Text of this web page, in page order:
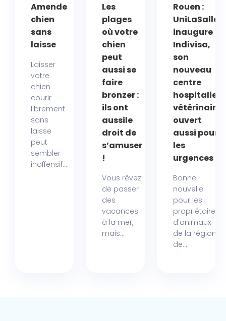
Amende
chien
sans
laisse
Laisser
votre
chien
courir
librement
sans
laisse
peut
sembler
inoffensif....
Les
plages
où votre
chien
peut
aussi se
faire
bronzer :
ils ont
aussile
droit de
s’amuser
!
Vous rêvez
de passer
des
vacances
à la mer,
mais...
Rouen :
UniLaSalle
inaugure
Indivisa,
son
nouveau
centre
hospitalier
vétérinaire
ouvert
aussi pour
les
urgences
Bonne
nouvelle
pour les
propriétaires
d’animaux
de la région
de...